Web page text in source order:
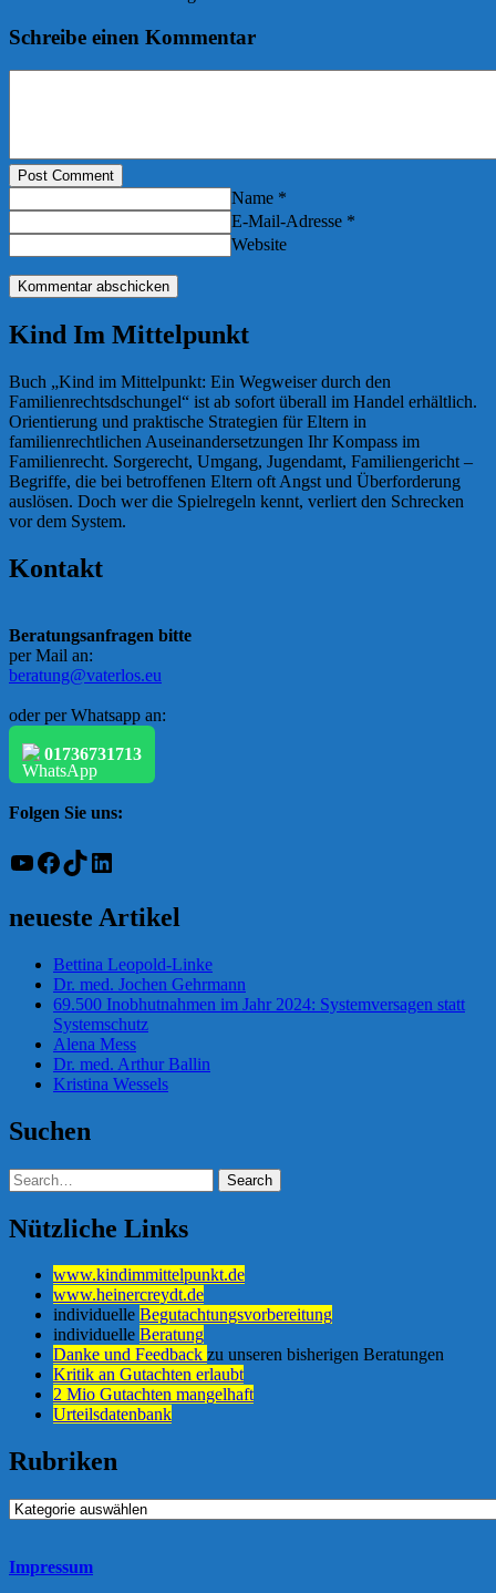
Schreibe einen Kommentar
Post Comment
Name *
E-Mail-Adresse *
Website
Kind Im Mittelpunkt
Buch „Kind im Mittelpunkt: Ein Wegweiser durch den
Familienrechtsdschungel“ ist ab sofort überall im Handel erhältlich.
Orientierung und praktische Strategien für Eltern in
familienrechtlichen Auseinandersetzungen Ihr Kompass im
Familienrecht. Sorgerecht, Umgang, Jugendamt, Familiengericht –
Begriffe, die bei betroffenen Eltern oft Angst und Überforderung
auslösen. Doch wer die Spielregeln kennt, verliert den Schrecken
vor dem System.
Kontakt
Beratungsanfragen bitte
per Mail an:
beratung@vaterlos.eu
oder per Whatsapp an:
01736731713
Folgen Sie uns:
YouTube
Facebook
TikTokLinkedIn
neueste Artikel
Bettina Leopold-Linke
Dr. med. Jochen Gehrmann
69.500 Inobhutnahmen im Jahr 2024: Systemversagen statt
Systemschutz
Alena Mess
Dr. med. Arthur Ballin
Kristina Wessels
Suchen
Nützliche Links
www.kindimmittelpunkt.de
www.heinercreydt.de
individuelle Begutachtungsvorbereitung
individuelle Beratung
Danke und Feedback zu unseren bisherigen Beratungen
Kritik an Gutachten erlaubt
2 Mio Gutachten mangelhaft
Urteilsdatenbank
Rubriken
Rubriken
Impressum